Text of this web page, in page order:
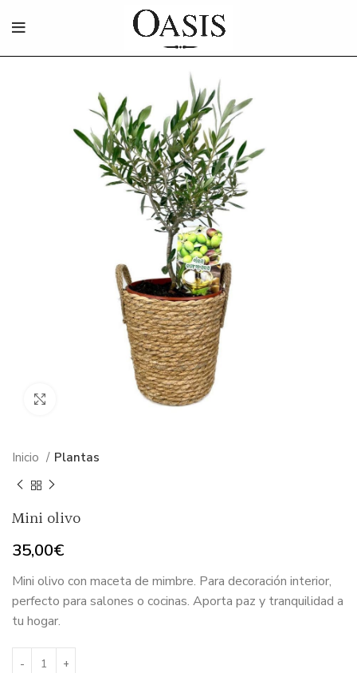
Haga Click para agrandar
Inicio Plantas
Mini olivo
35,00€
Mini olivo con maceta de mimbre. Para decoración interior,
perfecto para salones o cocinas. Aporta paz y tranquilidad a
tu hogar.